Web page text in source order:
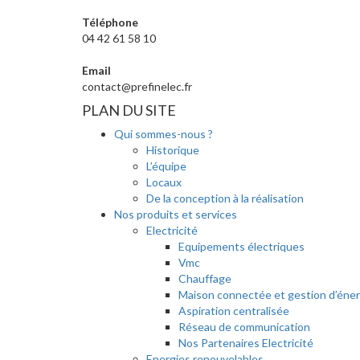
Téléphone
04 42 61 58 10
Email
contact@prefinelec.fr
PLAN DU SITE
Qui sommes-nous ?
Historique
L’équipe
Locaux
De la conception à la réalisation
Nos produits et services
Electricité
Equipements électriques
Vmc
Chauffage
Maison connectée et gestion
Aspiration centralisée
Réseau de communication
Nos Partenaires Electricité